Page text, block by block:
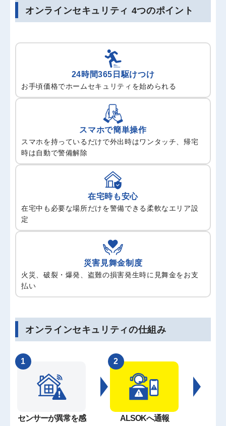
オンラインセキュリティ 4つのポイント
24時間365日 駆けつけ
お手頃価格でホームセキュリティを始められる
スマホで簡単操作
スマホを持っているだけで外出時はワンタッチ、帰宅
時は自動で警備解除
在宅時も安心
在宅中も必要な場所だけを警備できる柔軟なエリア設
定
災害見舞金制度
火災、破裂・爆発、盗難の損害発生時に見舞金をお支
払い
オンラインセキュリティの仕組み
センサーが異常を感
ALSOKへ通報